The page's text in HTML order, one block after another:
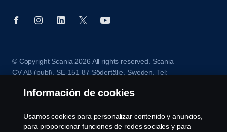
© Copyright Scania 2026 All rights reserved. Scania
CV AB (publ), SE-151 87 Södertälje, Sweden, Tel:
Información de cookies
Usamos cookies para personalizar contenido y anuncios,
para proporcionar funciones de redes sociales y para